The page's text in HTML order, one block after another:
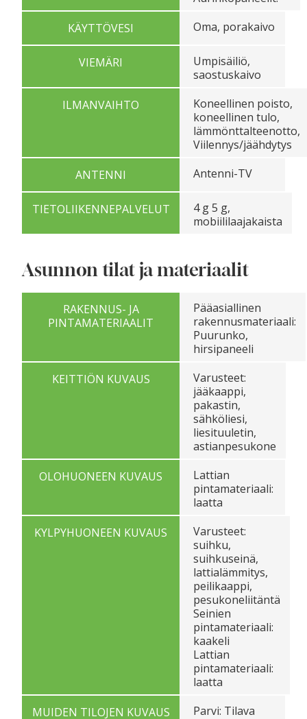
KÄYTTÖVESI
Oma, porakaivo
VIEMÄRI
Umpisäiliö,
saostuskaivo
ILMANVAIHTO
Koneellinen poisto,
koneellinen tulo,
lämmönttalteenotto,
Viilennys/jäähdytys
ANTENNI
Antenni-TV
TIETOLIIKENNEPALVELUT
4 g 5 g,
mobiililaajakaista
Asunnon tilat ja materiaalit
RAKENNUS- JA
PINTAMATERIAALIT
Pääasiallinen
rakennusmateriaali:
Puurunko,
hirsipaneeli
KEITTIÖN KUVAUS
Varusteet:
jääkaappi,
pakastin,
sähköliesi,
liesituuletin,
astianpesukone
OLOHUONEEN KUVAUS
Lattian
pintamateriaali:
laatta
KYLPYHUONEEN KUVAUS
Varusteet:
suihku,
suihkuseinä,
lattialämmitys,
peilikaappi,
pesukoneliitäntä
Seinien
pintamateriaali:
kaakeli
Lattian
pintamateriaali:
laatta
MUIDEN TILOJEN KUVAUS
Parvi: Tilava